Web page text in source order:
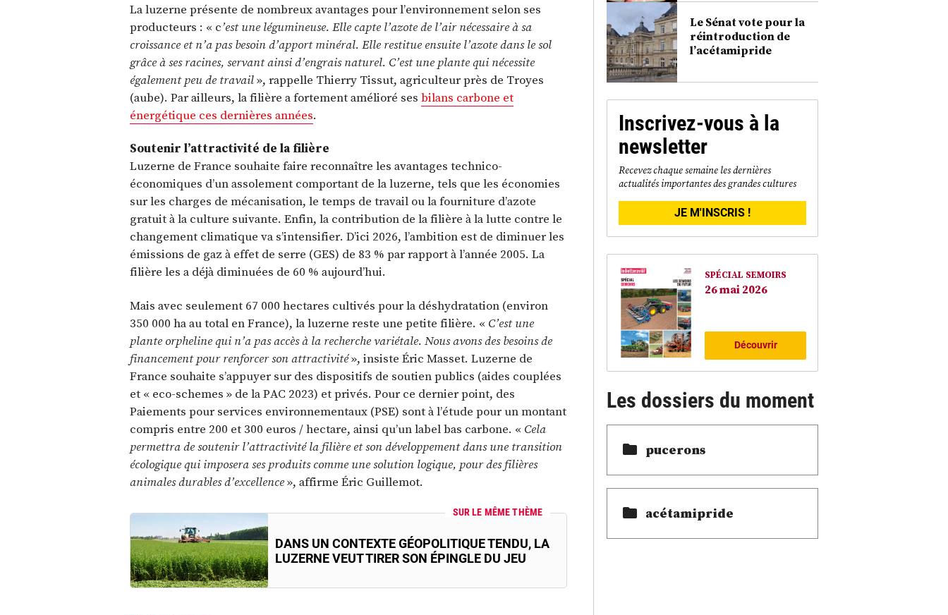
La luzerne présente de nombreux avantages pour l’environnement selon ses
producteurs : « c’est une légumineuse. Elle capte l’azote de l’air nécessaire à sa
croissance et n’a pas besoin d’apport minéral. Elle restitue ensuite l’azote dans le sol
grâce à ses racines, servant ainsi d’engrais naturel. C’est une plante qui nécessite
également peu de travail», rappelle Thierry Tissut, agriculteur près de Troyes
(aube). Par ailleurs, la filière a fortement amélioré ses bilans carbone et
énergétique ces dernières années.
Soutenir l’attractivité de la filière
Luzerne de France souhaite faire reconnaître les avantages technico-
économiques d’un assolement comportant de la luzerne, tels que les économies
sur les charges de mécanisation, le temps de travail ou la fourniture d’azote
gratuit à la culture suivante. Enfin, la contribution de la filière à la lutte contre le
changement climatique va s’intensifier. D’ici 2026, l’ambition est de diminuer les
émissions de gaz à effet de serre (GES) de 83 % par rapport à l’année 2005. La
filière les a déjà diminuées de 60 % aujourd’hui.
Mais avec seulement 67 000 hectares cultivés pour la déshydratation (environ
350 000 ha au total en France), la luzerne reste une petite filière. « C’est une
plante orpheline qui n’a pas accès à la recherche variétale. Nous avons des besoins de
financement pour renforcer son attractivité», insiste Éric Masset. Luzerne de
France souhaite s’appuyer sur des dispositifs de soutien publics (aides couplées
et « eco-schemes » de la PAC 2023) et privés. Pour ce dernier point, des
Paiements pour services environnementaux (PSE) sont à l’étude pour un montant
compris entre 200 et 300 euros / hectare, ainsi qu’un label bas carbone. « Cela
permettra de soutenir l’attractivité la filière et son développement dans une transition
écologique qui imposera ses produits comme une solution logique, pour des filières
animales durables d’excellence», affirme Éric Guillemot.
SUR LE MÊME THÈME
DANS UN CONTEXTE GÉOPOLITIQUE TENDU, LA
LUZERNE VEUT TIRER SON ÉPINGLE DU JEU
Le Sénat vote pour la
réintroduction de
l’acétamipride
Inscrivez-vous à la
newsletter
Recevez chaque semaine les dernières
actualités importantes des grandes cultures
JE M'INSCRIS !
SPÉCIAL SEMOIRS
26 mai 2026
Découvrir
Les dossiers du moment
pucerons
acétamipride